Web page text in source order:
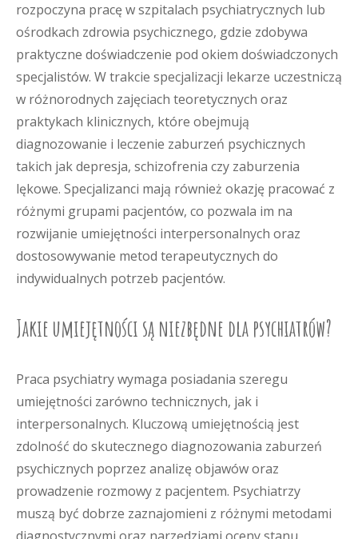
rozpoczyna pracę w szpitalach psychiatrycznych lub
ośrodkach zdrowia psychicznego, gdzie zdobywa
praktyczne doświadczenie pod okiem doświadczonych
specjalistów. W trakcie specjalizacji lekarze uczestniczą
w różnorodnych zajęciach teoretycznych oraz
praktykach klinicznych, które obejmują
diagnozowanie i leczenie zaburzeń psychicznych
takich jak depresja, schizofrenia czy zaburzenia
lękowe. Specjalizanci mają również okazję pracować z
różnymi grupami pacjentów, co pozwala im na
rozwijanie umiejętności interpersonalnych oraz
dostosowywanie metod terapeutycznych do
indywidualnych potrzeb pacjentów.
Jakie umiejętności są niezbędne dla psychiatrów?
Praca psychiatry wymaga posiadania szeregu
umiejętności zarówno technicznych, jak i
interpersonalnych. Kluczową umiejętnością jest
zdolność do skutecznego diagnozowania zaburzeń
psychicznych poprzez analizę objawów oraz
prowadzenie rozmowy z pacjentem. Psychiatrzy
muszą być dobrze zaznajomieni z różnymi metodami